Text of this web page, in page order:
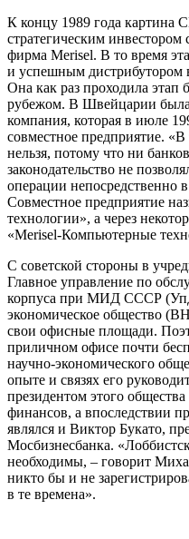
К концу 1989 года картина
стратегическим инвестором
фирма Merisel. В то время
и успешным дистрибутором
Она как раз проходила этап
рубежом. В Швейцарии была
компания, которая в июле
совместное предприятие.
нельзя, потому что ни
законодательство не
операции непосредственно
Совместное предприятие
технологии», а через
«Merisel-Компьютерные
С советской стороны в
Главное управление по
корпуса при МИД СССР
экономическое общество
свои офисные площади.
приличном офисе почти
научно-экономического
опыте и связях его
президентом этого
финансов, а впоследствии
являлся и Виктор Букато,
Мосбизнесбанка.
необходимы, – говорит
никто бы и не
в те времена».